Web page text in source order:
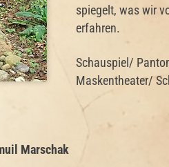
spiegelt, was wir
erfahren.
Schauspiel/
Maskentheater/
Marschak